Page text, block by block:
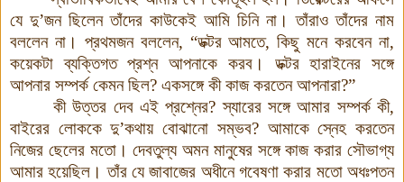
যে দু’জন ছিলেন তাঁদের কাউকেই আমি চিনি না । তাঁরাও তাঁদের নাম
বললেন না। প্রথমজন বললেন, “ডক্টর আমতে,কিছু মনে করবেন না,
কয়েকটা ব্যক্তিগত প্রশ্ন আপনাকে করব।
ডক্টর হারাইনের সঙ্গে
আপনার সম্পর্ক কেমন ছিল? একসঙ্গে কী কাজ করতেন আপনারা?”
কী উত্তর দেব এই প্রশ্নের?স্যারের সঙ্গে আমার সম্পর্ক কী,
বাইরের লোককে দু’কথায় বোঝানো সম্ভব?আমাকে স্নেহ করতেন
নিজের ছেলের মতো। দেবতুল্য অমন মানুষের সঙ্গে কাজ করার সৌভাগ্য
আমার হয়েছিল । তাঁর যে জাবাজের অধীনে গবেষণা করার মতো অধঃপতন